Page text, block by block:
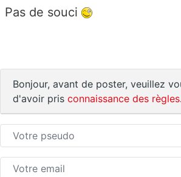
Pas de souci
Bonjour, avant de poster, veuillez
d'avoir pris connaissance des règles.